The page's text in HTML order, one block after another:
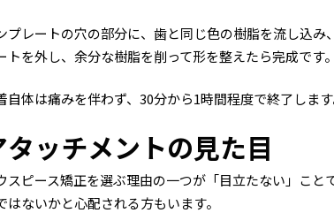
プレートの穴の部分に、歯と同じ色の樹脂を流し込
トを外し、余分な樹脂を削って形を整えたら完成です。
自体は痛みを伴わず、30分から1時間程度で終了しま
タッチメントの見た目
スピース矯正を選ぶ理由の一つが「目立たない」こ
はないかと心配される方もいます。